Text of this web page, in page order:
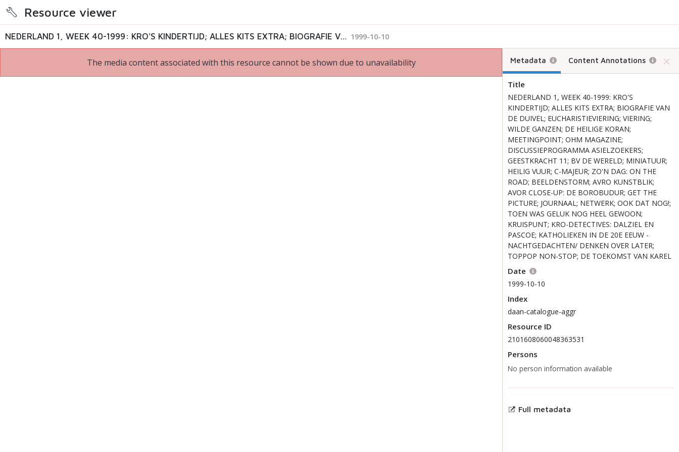
Resource viewer
NEDERLAND 1, WEEK 40-1999: KRO'S KINDERTIJD; ALLES KITS EXTRA; BIOGRAFIE VAN DE DUIVEL; EUCHARISTIEVIERING; VIERING; WILDE GANZEN; DE HEILIGE KORAN; MEETINGPOINT; OHM MAGAZINE; DISCUSSIEPROGRAMMA ASIELZOEKERS; GEESTKRACHT 11; BV DE WERELD; MINIATUUR… 1999-10-10
The media content associated with this resource cannot be shown due to unavailability Metadata Content Annotations
Title
NEDERLAND 1, WEEK 40-1999: KRO'S
KINDERTIJD; ALLES KITS EXTRA; BIOGRAFIE VAN
DE DUIVEL; EUCHARISTIEVIERING; VIERING;
WILDE GANZEN; DE HEILIGE KORAN;
MEETINGPOINT; OHM MAGAZINE;
DISCUSSIEPROGRAMMA ASIELZOEKERS;
GEESTKRACHT 11; BV DE WERELD; MINIATUUR;
HEILIG VUUR; C-MAJEUR; ZO'N DAG: ON THE
ROAD; BEELDENSTORM; AVRO KUNSTBLIK;
AVOR CLOSE-UP: DE BOROBUDUR; GET THE
PICTURE; JOURNAAL; NETWERK; OOK DAT NOG!;
TOEN WAS GELUK NOG HEEL GEWOON;
KRUISPUNT; KRO-DETECTIVES: DALZIEL EN
PASCOE; KATHOLIEKEN IN DE 20E EEUW -
NACHTGEDACHTEN/ DENKEN OVER LATER;
TOPPOP NON-STOP; DE TOEKOMST VAN KAREL
Date
1999-10-10
Index
daan-catalogue-aggr
Resource ID
2101608060048363531
Persons
No person information available
Full metadata